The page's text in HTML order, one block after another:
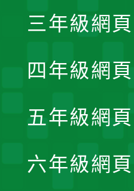
三年級網頁
四年級網頁
五年級網頁
六年級網頁